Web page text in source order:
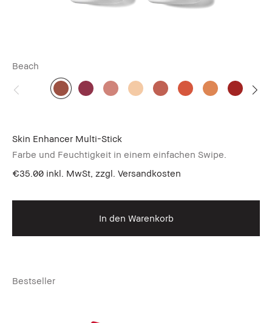
Beach
Skin Enhancer Multi-Stick
Farbe und Feuchtigkeit in einem einfachen Swipe.
€35.00 inkl. MwSt, zzgl. Versandkosten
In den Warenkorb
Bestseller